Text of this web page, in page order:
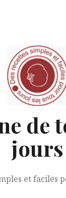
de
jours
et faciles